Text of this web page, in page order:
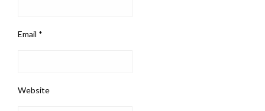
Email *
Website